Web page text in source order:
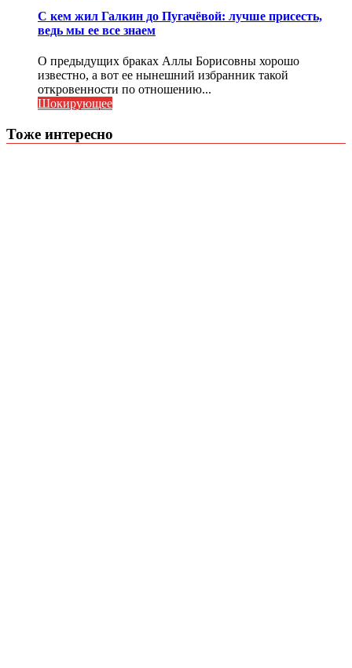
С кем жил Галкин до Пугачёвой: лучше присесть,
ведь мы ее все знаем
О предыдущих браках Аллы Борисовны хорошо
известно, а вот ее нынешний избранник такой
откровенности по отношению...
Шокирующее
Тоже интересно